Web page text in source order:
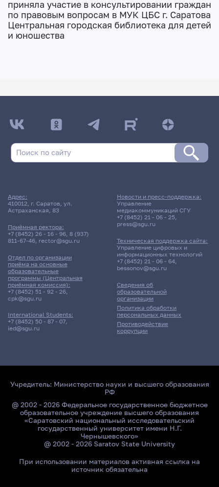
приняла участие в консультировании граждан
по правовым вопросам в МУК ЦБС г. Саратова
Центральная городская библиотека для детей
и юношества
Адрес:
410012, г. Саратов, ул.
Астраханская, 83
Приёмная ректора:
+7 (8452) 26 - 16 - 96, 8 (937)
811-67-46, rector@sgu.ru
Отдел по организации
приёма на основные
образовательные
программы (Центральная
приёмная комиссия):
+7 (8452) 51 - 92 - 26,
cpk@sgu.ru
International Students:
+7 (8452) 50 - 87 - 07,
ied@sgu.ru
Сведения об
образовательной
организации
Политика обработки
персональных данных
Противодействие
коррупции
Новости и пресс-поддержка:
Управление
медиакоммуникаций СГУ
+7 (8452) 21 - 06 - 25,
press@sgu.ru
Техническая поддержка сайта:
Управление цифровых и
информационных технологий
+7 (8452) 21 - 06 - 64,
bessonov@sgu.ru
Учредитель: Министерство науки и высшего образования
РФ
@ 2002 - 2026 Федеральное государственное бюджетное
образовательное учреждение высшего образования
«Саратовский национальный исследовательский
государственный университет имени Н.Г.
Чернышевского»
@ 2002 - 2026 Saratov State University
При использовании материалов активная ссылка на
источник обязательна